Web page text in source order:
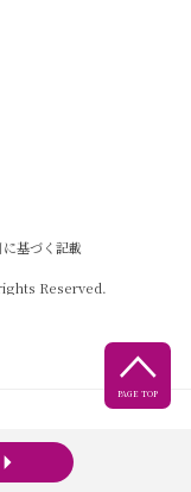
arrow_right

PAGE TOP
基づく記載
Reserved.